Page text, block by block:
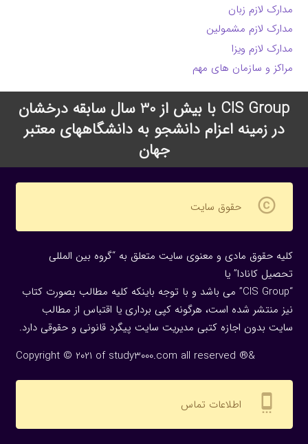
مدارک لازم زبان
مدارک لازم مشمولین
مدارک لازم ویزا
مراکز و سازمان های مهم
CIS Group با بیش از 30 سال سابقه درخشان
در زمینه اعزام دانشجو به دانشگاههای معتبر
جهان
copyright حقوق سایت
کلیه حقوق مادی و معنوی سایت متعلق به “گروه بین المللی
تحصیل کانادا” یا
“CIS Group” می باشد و با توجه باینکه کلیه مطالب بصورت کتاب
نیز منتشر شده است، هرگونه كپی برداری یا اقتباس از مطالب
سایت بدون اجازه كتبی مدیریت سایت پیگرد قانونی و حقوقی دارد.
Copyright © 2021 of study3000.com all reserved ®&
settings_cell اطلاعات تماس